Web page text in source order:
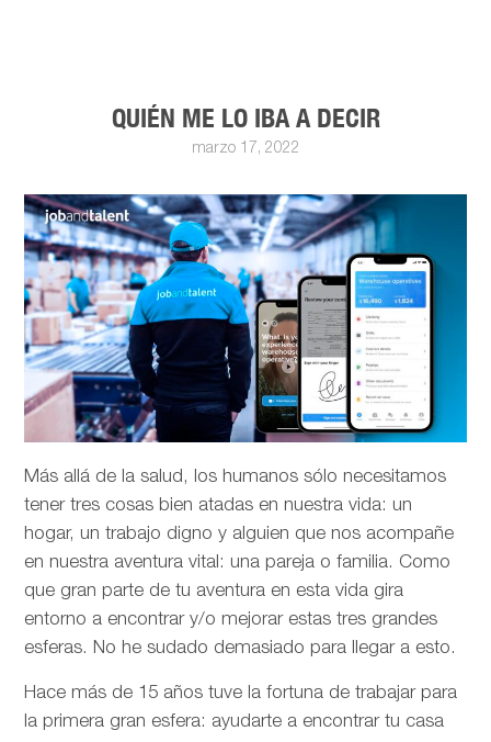
QUIÉN ME LO IBA A DECIR
marzo 17, 2022
Más allá de la salud, los humanos sólo necesitamos
tener tres cosas bien atadas en nuestra vida: un
hogar, un trabajo digno y alguien que nos acompañe
en nuestra aventura vital: una pareja o familia. Como
que gran parte de tu aventura en esta vida gira
entorno a encontrar y/o mejorar estas tres grandes
esferas. No he sudado demasiado para llegar a esto.
Hace más de 15 años tuve la fortuna de trabajar para
la primera gran esfera: ayudarte a encontrar tu casa